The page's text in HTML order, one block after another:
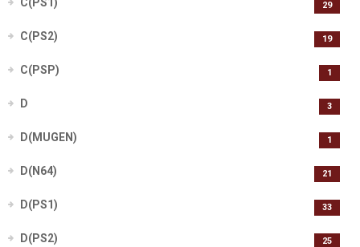
29
C(PS2) 19
C(PSP) 1
D 3
D(MUGEN) 1
D(N64) 21
D(PS1) 33
D(PS2) 25